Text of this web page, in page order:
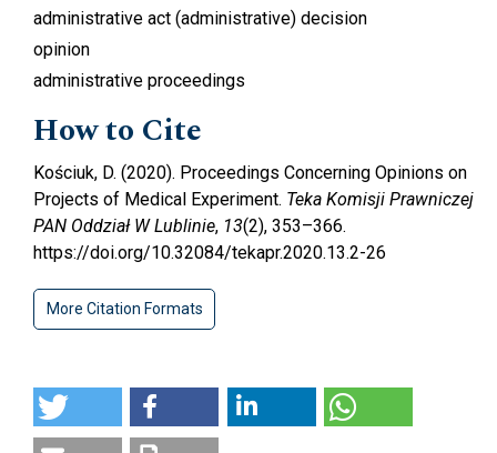
administrative act (administrative) decision
opinion
administrative proceedings
How to Cite
Kościuk, D. (2020). Proceedings Concerning Opinions on
Projects of Medical Experiment. Teka Komisji Prawniczej
PAN Oddział W Lublinie, 13(2), 353–366.
https://doi.org/10.32084/tekapr.2020.13.2-26
More Citation Formats